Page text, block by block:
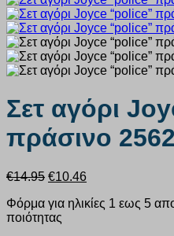
Σετ αγόρι
πράσινο
€14.95 Original
was:
€14.95.
€10.46Η
τιμή
Φόρμα για ηλικίες 1 εως 5 απο
ποιότητας